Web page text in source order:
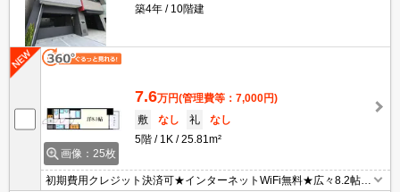
築4年
10階建
画像：25枚
7.6万円(管理費等：7,000円)
敷
なし 礼
なし
5階
1K 25.81m²
初期費用クレジット決済可★インターネットWiFi無料★広々8.2帖の